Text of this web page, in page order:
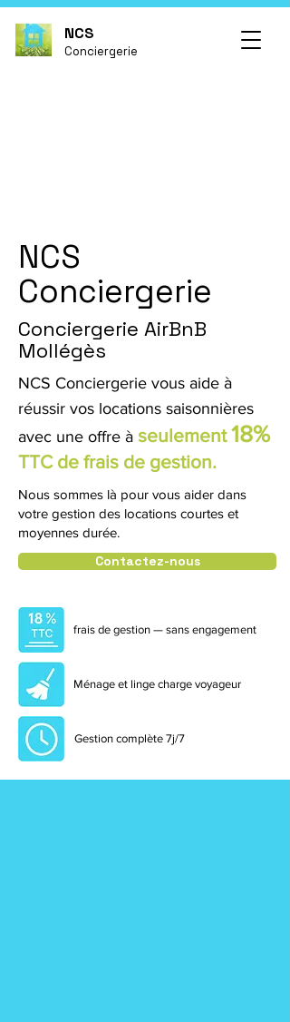
NCS
Conciergerie
NCS
Conciergerie
Conciergerie AirBnB
Mollégès
NCS Conciergerie vous aide à
réussir vos locations saisonnières
avec une offre à seulement18%
TTC de frais de gestion.
Nous sommes là pour vous aider dans
votre gestion des locations courtes et
moyennes durée.
Contactez-nous
frais de gestion — sans engagement
Ménage et linge charge voyageur
Gestion complète 7j/7